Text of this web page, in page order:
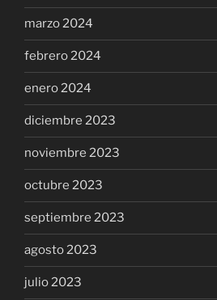
marzo 2024
febrero 2024
enero 2024
diciembre 2023
noviembre 2023
octubre 2023
septiembre 2023
agosto 2023
julio 2023